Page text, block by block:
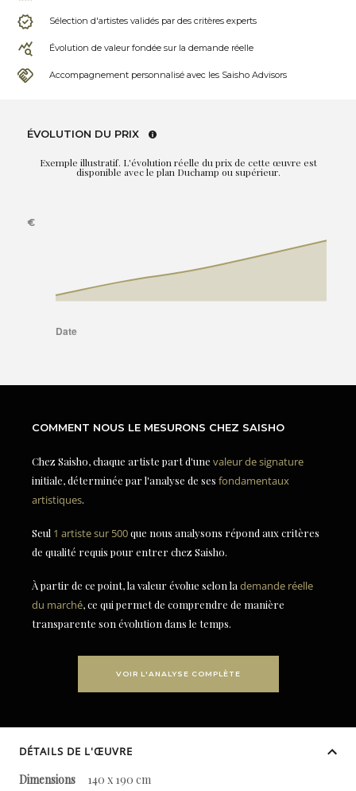
Sélection d'artistes validés par des critères experts
Évolution de valeur fondée sur la demande réelle
Accompagnement personnalisé avec les Saisho Advisors
ÉVOLUTION DU PRIX
Exemple illustratif. L'évolution réelle du prix de cette œuvre est
disponible avec le plan Duchamp ou supérieur.
COMMENT NOUS LE MESURONS CHEZ SAISHO
Chez Saisho, chaque artiste part d'une valeur de signature
initiale, déterminée par l'analyse de ses fondamentaux
artistiques.
Seul 1 artiste sur 500que nous analysons répond aux critères
de qualité requis pour entrer chez Saisho.
À partir de ce point, la valeur évolue selon la demande réelle
du marché, ce qui permet de comprendre de manière
transparente son évolution dans le temps.
VOIR L'ANALYSE COMPLÈTE
DÉTAILS DE L'ŒUVRE
Dimensions
140 x 190 cm